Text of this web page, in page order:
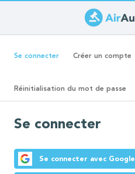
au
contenu
Onglets
Se connecter(ongletCréer un compte
Réinitialisation du mot de passe
Se connecter
Se connecter avec Google